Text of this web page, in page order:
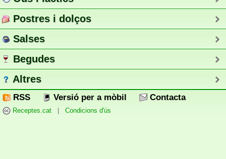
Postres i dolços
Salses
Begudes
Altres
RSS Versió per a mòbil Contacta
Receptes.cat Condicions d'ús